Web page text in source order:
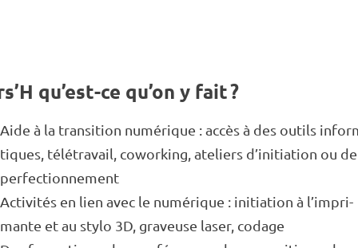
qu’est-ce qu’on y fait ?
Aide à la tran­si­tion numé­rique : accès à des outils
tiques, télé­tra­vail, cowor­king, ateliers d’ini­tia­tion ou de
perfec­tion­ne­ment
Acti­vi­tés en lien avec le numé­rique : initia­tion à l’im­pri­
mante et au stylo 3D, graveuse laser, codage